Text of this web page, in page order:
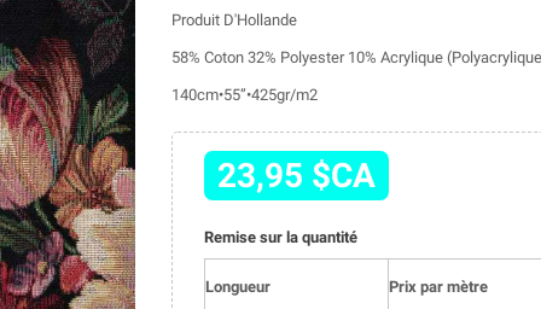
Produit D'Hollande
58% Coton 32% Polyester 10% Acrylique
140cm•55”•425gr/m2
23,95 $CA
Remise sur la quantité
Longueur Prix par mètre